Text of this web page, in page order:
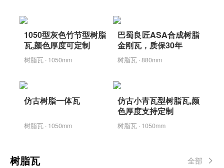
1050型灰色竹节型树脂
瓦,颜色厚度可定制
树脂瓦 · 1050mm
巴蜀良匠ASA合成树脂
金刚瓦，质保30年
树脂瓦 · 880mm
仿古树脂一体瓦
树脂瓦 · 1050mm
仿古小青瓦型树脂瓦,颜
色厚度支持定制
树脂瓦 · 1050mm
树脂瓦 全部